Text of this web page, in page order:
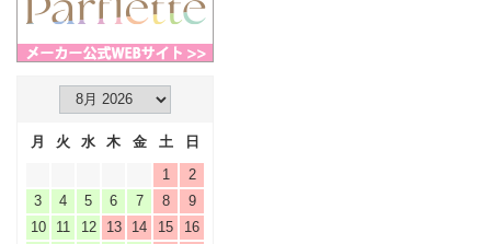
月 火 水 木 金 土
日
1
2
3
4 5 6 7 8
9
10
11 12 13 14 15
16